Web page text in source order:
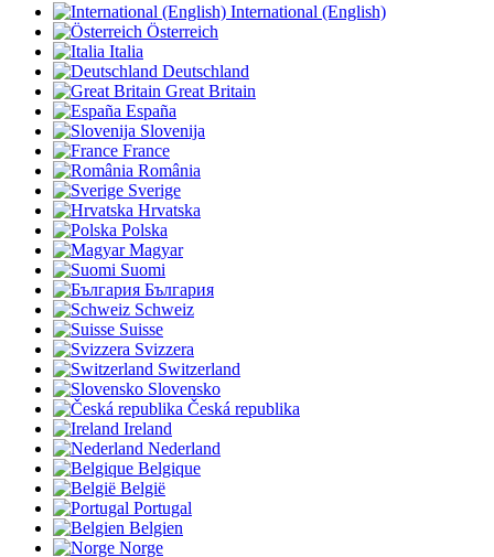
International (English)
Österreich
Italia
Deutschland
Great Britain
España
Slovenija
France
România
Sverige
Hrvatska
Polska
Magyar
Suomi
България
Schweiz
Suisse
Svizzera
Switzerland
Slovensko
Česká republika
Ireland
Nederland
Belgique
België
Portugal
Belgien
Norge